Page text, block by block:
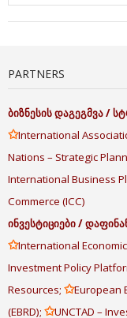
PARTNERS
ბიზნესისდაგეგმვა/
✩International
Nations – Strategic
International Business
Commerce (ICC)
ინვესტიციები/
✩International
Investment Policy
Resources; ✩European
(EBRD); ✩UNCTAD –